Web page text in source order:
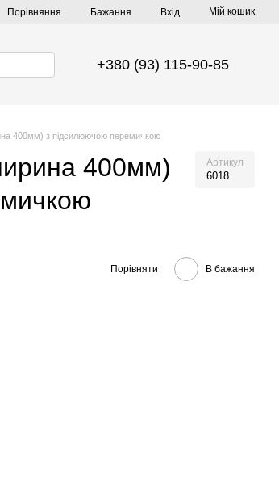
Порівняння Бажання Вхід Мій кошик
+380 (93) 115-90-85
400мм) з підсилюючою перемичкою
400мм)
Артикул
6018
Порівняти В бажання